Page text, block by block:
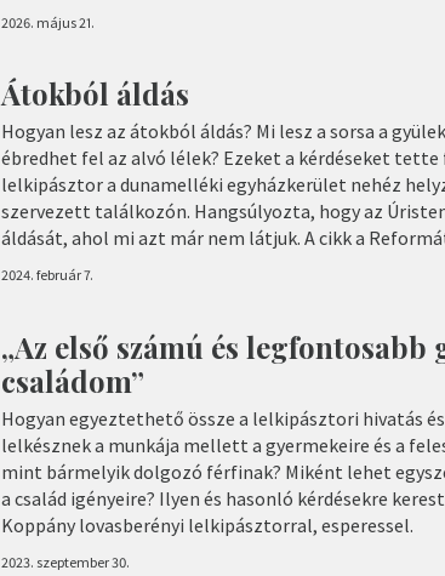
2026. május 21.
Átokból áldás
Hogyan lesz az átokból áldás? Mi lesz a sorsa a
ébredhet fel az alvó lélek? Ezeket a kérdéseket tette
lelkipásztor a dunamelléki egyházkerület nehéz
szervezett találkozón. Hangsúlyozta, hogy az
áldását, ahol mi azt már nem látjuk. A cikk a
2024. február 7.
„Az első számú és legfontosabb
családom”
Hogyan egyeztethető össze a lelkipásztori hivatás
lelkésznek a munkája mellett a gyermekeire és a
mint bármelyik dolgozó férfinak? Miként lehet
a család igényeire? Ilyen és hasonló kérdésekre
Koppány lovasberényi lelkipásztorral, esperessel.
2023. szeptember 30.